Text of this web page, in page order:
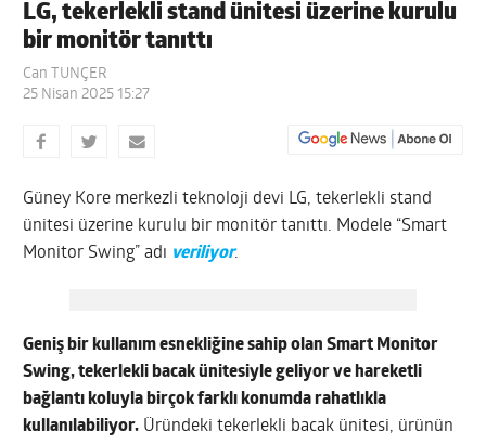
LG, tekerlekli stand ünitesi üzerine kurulu
bir monitör tanıttı
Can TUNÇER
25 Nisan 2025 15:27
Güney Kore merkezli teknoloji devi LG, tekerlekli stand
ünitesi üzerine kurulu bir monitör tanıttı. Modele “Smart
Monitor Swing” adı veriliyor.
Geniş bir kullanım esnekliğine sahip olan Smart Monitor
Swing, tekerlekli bacak ünitesiyle geliyor ve hareketli
bağlantı koluyla birçok farklı konumda rahatlıkla
kullanılabiliyor. Üründeki tekerlekli bacak ünitesi, ürünün